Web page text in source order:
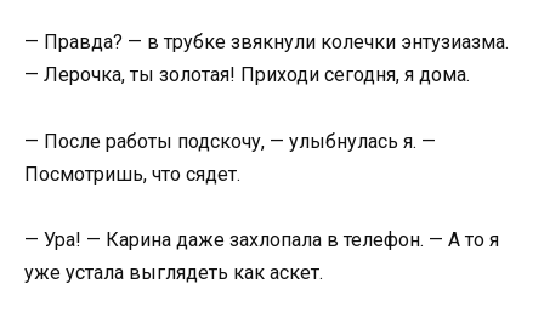
— Правда? — в трубке звякнули колечки энтузиазма.
— Лерочка, ты золотая! Приходи сегодня, я дома.
— После работы подскочу, — улыбнулась я. —
Посмотришь, что сядет.
— Ура! — Карина даже захлопала в телефон. — А то я
уже устала выглядеть как аскет.